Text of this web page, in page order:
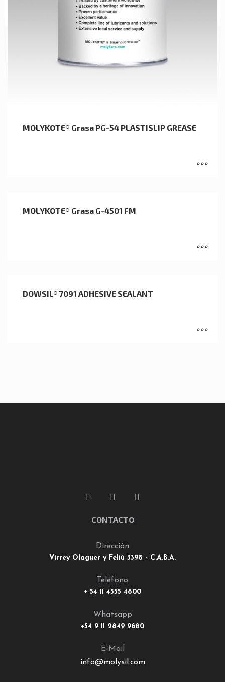
MOLYKOTE® Grasa PG-54 PLASTISLIP GREASE
MOLYKOTE® Grasa G-4501 FM
DOWSIL® 7091 ADHESIVE SEALANT
CONTACTO
Dirección
Virrey Olaguer y Feliú 3398 - C.A.B.A.
Teléfono
+ 54 11 4555 4800
Whatsapp
+54 9 11 2849 9680
E-Mail
info@molysil.com